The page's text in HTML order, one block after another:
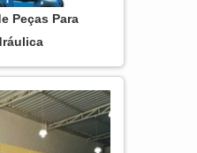
Peças Para